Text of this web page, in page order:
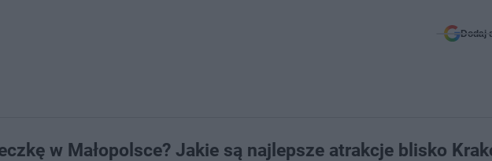
Dodaj
w Małopolsce? Jakie są najlepsze atrakcje blisko